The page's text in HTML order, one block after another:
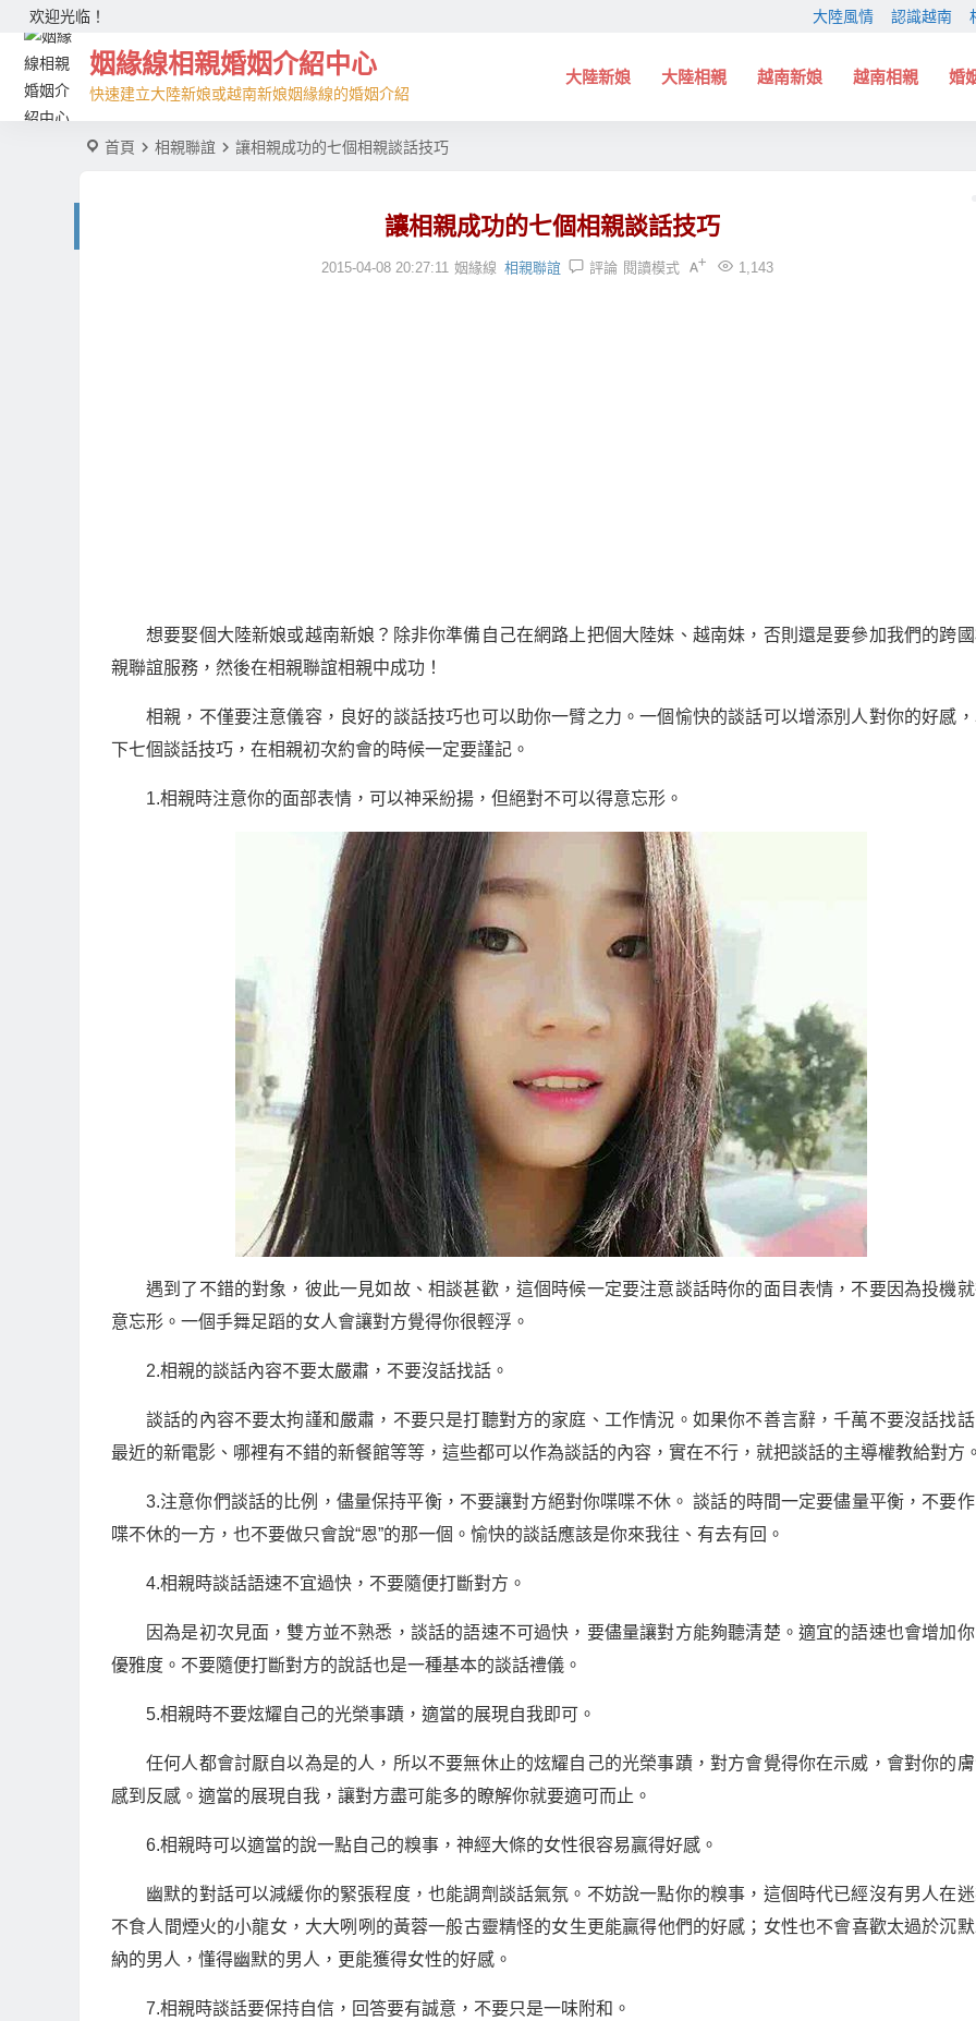
欢迎光临！ 大陸風情 認識越南
姻緣線相親婚姻介紹中心
快速建立大陸新娘或越南新娘姻緣線的婚姻介紹
大陸新娘 大陸相親 越南新娘 越南相親 婚
首頁 相親聯誼 讓相親成功的七個相親談話技巧
讓相親成功的七個相親談話技巧
2015-04-08 20:27:11 姻緣線 相親聯誼 評論 1,143
閱讀模式
想要娶個大陸新娘或越南新娘？除非你準備自己在網路上把個大陸妹、越南妹，否則還是要參加我們的跨
親聯誼服務，然後在相親聯誼相親中成功！
相親，不僅要注意儀容，良好的談話技巧也可以助你一臂之力。一個愉快的談話可以增添別人對你的好感
下七個談話技巧，在相親初次約會的時候一定要謹記。
1.相親時注意你的面部表情，可以神采紛揚，但絕對不可以得意忘形。
遇到了不錯的對象，彼此一見如故、相談甚歡，這個時候一定要注意談話時你的面目表情，不要因為投機
意忘形。一個手舞足蹈的女人會讓對方覺得你很輕浮。
2.相親的談話內容不要太嚴肅，不要沒話找話。
談話的內容不要太拘謹和嚴肅，不要只是打聽對方的家庭、工作情況。如果你不善言辭，千萬不要沒話找
最近的新電影、哪裡有不錯的新餐館等等，這些都可以作為談話的內容，實在不行，就把談話的主導權教給對方
3.注意你們談話的比例，儘量保持平衡，不要讓對方絕對你喋喋不休。 談話的時間一定要儘量平衡，不要
喋不休的一方，也不要做只會說“恩”的那一個。愉快的談話應該是你來我往、有去有回。
4.相親時談話語速不宜過快，不要隨便打斷對方。
因為是初次見面，雙方並不熟悉，談話的語速不可過快，要儘量讓對方能夠聽清楚。適宜的語速也會增加
優雅度。不要隨便打斷對方的說話也是一種基本的談話禮儀。
5.相親時不要炫耀自己的光榮事蹟，適當的展現自我即可。
任何人都會討厭自以為是的人，所以不要無休止的炫耀自己的光榮事蹟，對方會覺得你在示威，會對你的
感到反感。適當的展現自我，讓對方盡可能多的瞭解你就要適可而止。
6.相親時可以適當的說一點自己的糗事，神經大條的女性很容易贏得好感。
幽默的對話可以減緩你的緊張程度，也能調劑談話氣氛。不妨說一點你的糗事，這個時代已經沒有男人在
不食人間煙火的小龍女，大大咧咧的黃蓉一般古靈精怪的女生更能贏得他們的好感；女性也不會喜歡太過於沉
納的男人，懂得幽默的男人，更能獲得女性的好感。
7.相親時談話要保持自信，回答要有誠意，不要只是一味附和。